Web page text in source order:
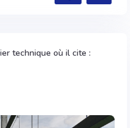
technique où il cite :